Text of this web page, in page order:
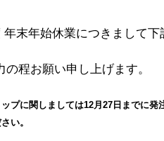
年末年始休業につきまして
の程お願い申し上げます。
プに関しましては12月27日までに
い。